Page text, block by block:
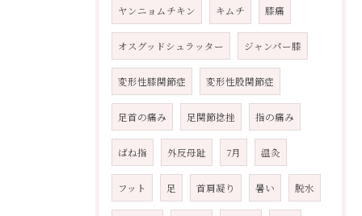
ヤンニョムチキン キムチ 膝痛
オスグッドシュラッター ジャンパー膝
変形性膝関節症 変形性股関節症
足首の痛み 足関節捻挫 指の痛み
ばね指 外反母趾 7月 温灸
フット 足 首肩凝り 暑い 脱水